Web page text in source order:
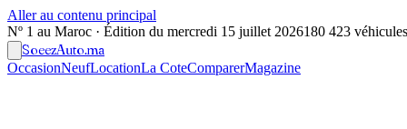
Aller au contenu principal
Nº 1 au Maroc · Édition du mercredi 15 juillet 2026180 423
SoeezAuto.ma
OccasionNeufLocationLa CoteComparerMagazine